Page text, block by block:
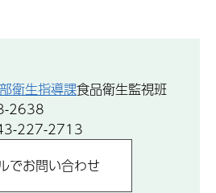
衛生指導課食品衛生監視班
2638
227-2713